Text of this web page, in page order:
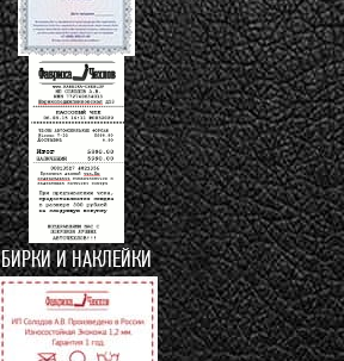
БИРКИ И НАКЛЕЙКИ